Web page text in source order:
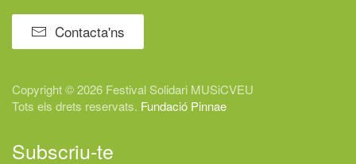
Contacta'ns
Copyright © 2026 Festival Solidari MUSiCVEU
Tots els drets reservats. Fundació Pinnae
Subscriu-te